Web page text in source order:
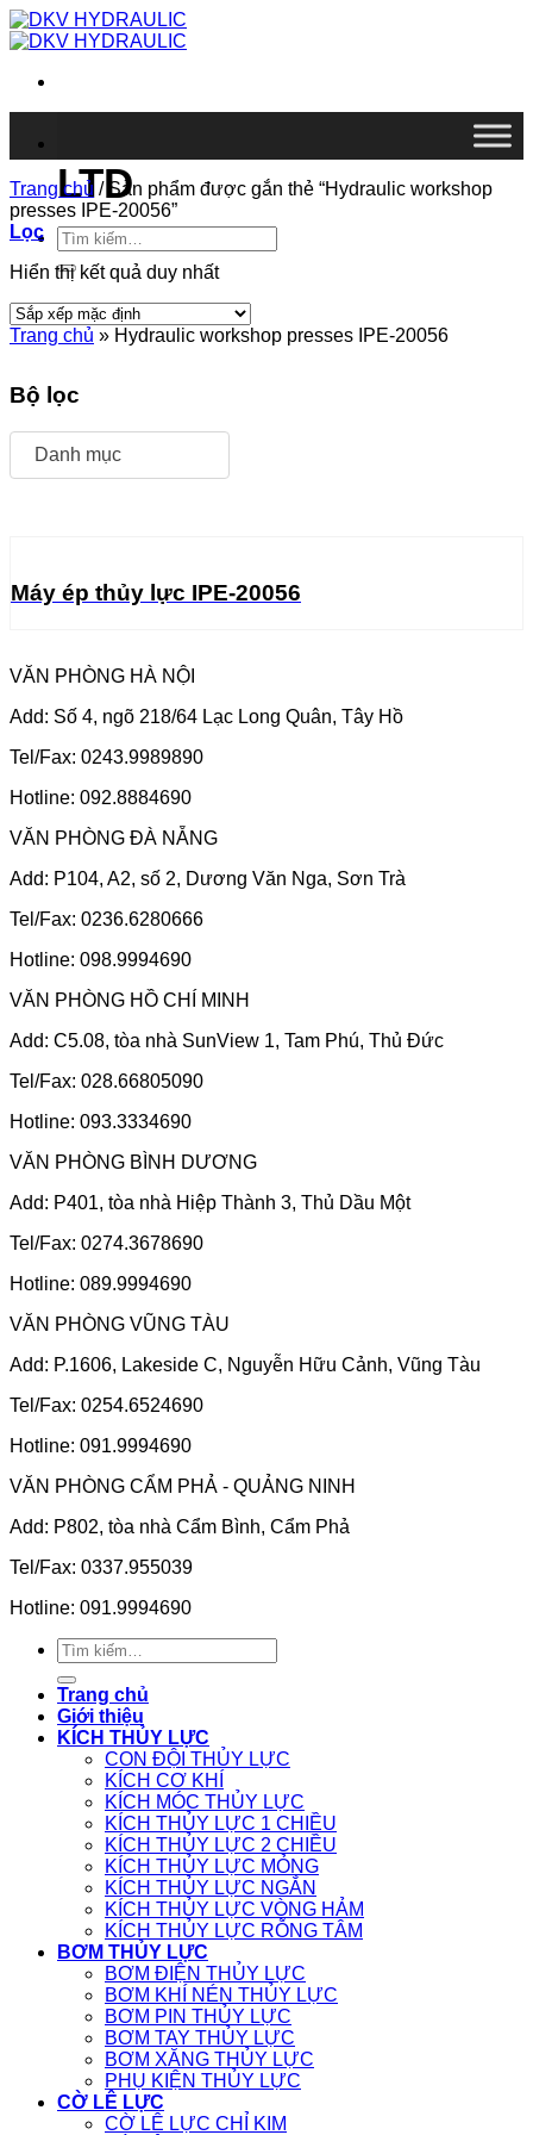
Chuyển
đến
dung
LTD
Tìm
kiếm:
Trang chủ /Sản phẩm được gắn thẻ “Hydraulic workshop
presses IPE-20056”
Lọc
Hiển thị kết quả duy nhất
Trang chủ » Hydraulic workshop presses IPE-20056
Bộ lọc
Danh mục
Máy ép thủy lực IPE-20056
VĂN PHÒNG HÀ NỘI
Add: Số 4, ngõ 218/64 Lạc Long Quân, Tây Hồ
Tel/Fax: 0243.9989890
Hotline: 092.8884690
VĂN PHÒNG ĐÀ NẴNG
Add: P104, A2, số 2, Dương Văn Nga, Sơn Trà
Tel/Fax: 0236.6280666
Hotline: 098.9994690
VĂN PHÒNG HỒ CHÍ MINH
Add: C5.08, tòa nhà SunView 1, Tam Phú, Thủ Đức
Tel/Fax: 028.66805090
Hotline: 093.3334690
VĂN PHÒNG BÌNH DƯƠNG
Add: P401, tòa nhà Hiệp Thành 3, Thủ Dầu Một
Tel/Fax: 0274.3678690
Hotline: 089.9994690
VĂN PHÒNG VŨNG TÀU
Add: P.1606, Lakeside C, Nguyễn Hữu Cảnh, Vũng Tàu
Tel/Fax: 0254.6524690
Hotline: 091.9994690
VĂN PHÒNG CẨM PHẢ - QUẢNG NINH
Add: P802, tòa nhà Cẩm Bình, Cẩm Phả
Tel/Fax: 0337.955039
Hotline: 091.9994690
Tìm
kiếm:
Trang chủ
Giới thiệu
KÍCH THỦY LỰC
CON ĐỘI THỦY LỰC
KÍCH CƠ KHÍ
KÍCH MÓC THỦY LỰC
KÍCH THỦY LỰC 1 CHIỀU
KÍCH THỦY LỰC 2 CHIỀU
KÍCH THỦY LỰC MỎNG
KÍCH THỦY LỰC NGẮN
KÍCH THỦY LỰC VÒNG HẢM
KÍCH THỦY LỰC RỖNG TÂM
BƠM THỦY LỰC
BƠM ĐIỆN THỦY LỰC
BƠM KHÍ NÉN THỦY LỰC
BƠM PIN THỦY LỰC
BƠM TAY THỦY LỰC
BƠM XĂNG THỦY LỰC
PHỤ KIỆN THỦY LỰC
CỜ LÊ LỰC
CỜ LÊ LỰC CHỈ KIM